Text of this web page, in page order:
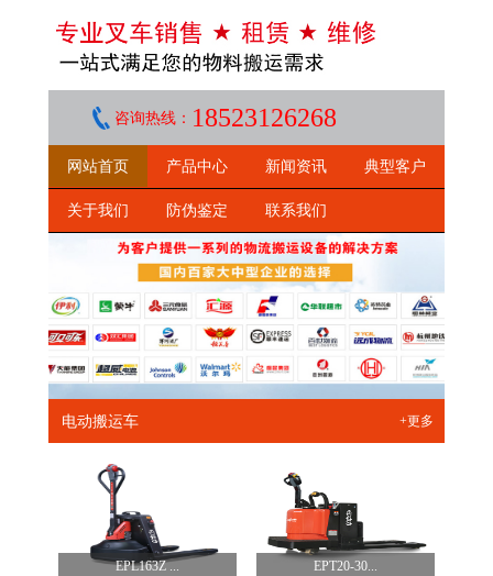
咨询热线： 18523126268
网站首页 产品中心 新闻资讯 典型客户
关于我们 防伪鉴定 联系我们
电动搬运车 +更多
EPL163Z ... EPT20-30...